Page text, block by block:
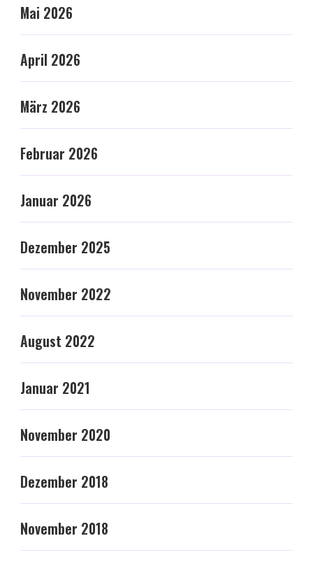
Mai 2026
April 2026
März 2026
Februar 2026
Januar 2026
Dezember 2025
November 2022
August 2022
Januar 2021
November 2020
Dezember 2018
November 2018